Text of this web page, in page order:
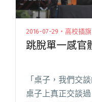
2016-07-29・高校插旗
跳脫單一感官
「桌子，我們交
桌子上真正交談